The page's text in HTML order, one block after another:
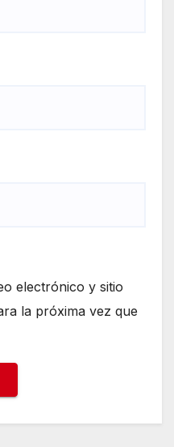
electrónico y sitio
la próxima vez que